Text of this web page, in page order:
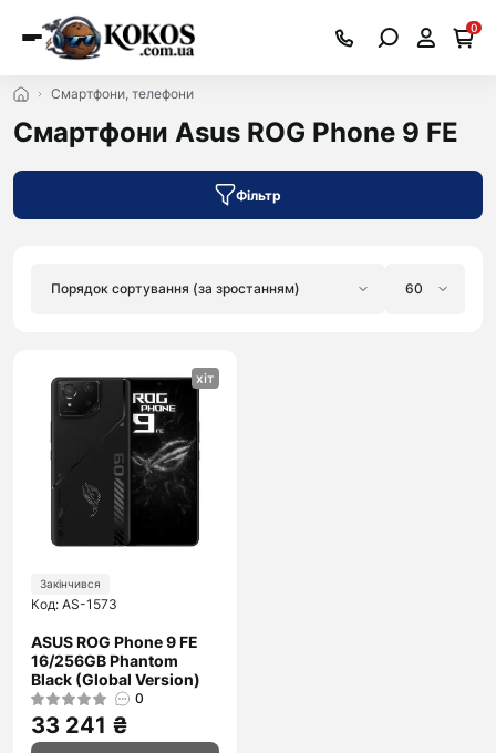
0
Смартфони, телефони
Смартфони Asus ROG Phone 9 FE
Фільтр
хіт
Закінчився
Код: AS-1573
ASUS ROG Phone 9 FE
16/256GB Phantom
Black (Global Version)
0
33 241 ₴